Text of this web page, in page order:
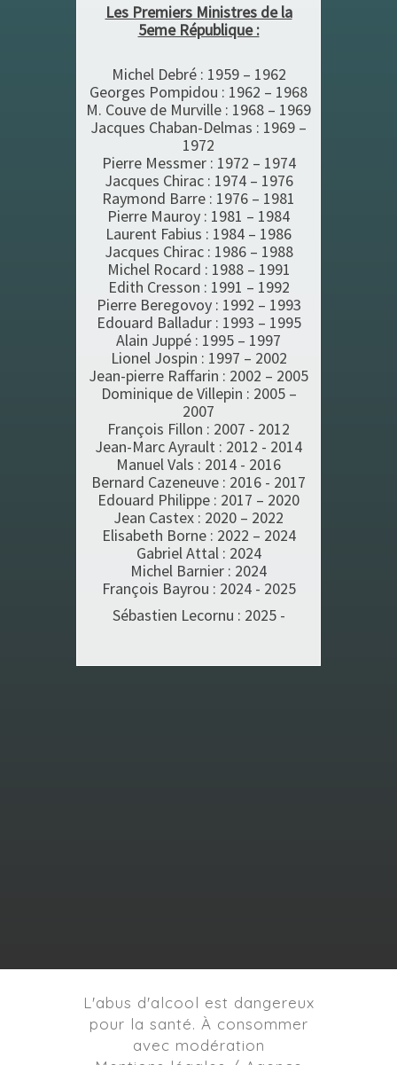
Les Premiers Ministres de la
5eme République :
Michel Debré : 1959 – 1962
Georges Pompidou : 1962 – 1968
M. Couve de Murville : 1968 – 1969
Jacques Chaban-Delmas : 1969 –
1972
Pierre Messmer : 1972 – 1974
Jacques Chirac : 1974 – 1976
Raymond Barre : 1976 – 1981
Pierre Mauroy : 1981 – 1984
Laurent Fabius : 1984 – 1986
Jacques Chirac : 1986 – 1988
Michel Rocard : 1988 – 1991
Edith Cresson : 1991 – 1992
Pierre Beregovoy : 1992 – 1993
Edouard Balladur : 1993 – 1995
Alain Juppé : 1995 – 1997
Lionel Jospin : 1997 – 2002
Jean-pierre Raffarin : 2002 – 2005
Dominique de Villepin : 2005 –
2007
François Fillon : 2007 - 2012
Jean-Marc Ayrault : 2012 - 2014
Manuel Vals : 2014 - 2016
Bernard Cazeneuve : 2016 - 2017
Edouard Philippe : 2017 – 2020
Jean Castex : 2020 – 2022
Elisabeth Borne : 2022 – 2024
Gabriel Attal : 2024
Michel Barnier : 2024
François Bayrou : 2024 - 2025
Sébastien Lecornu : 2025 -
L'abus d'alcool est dangereux
pour la santé. À consommer
avec modération